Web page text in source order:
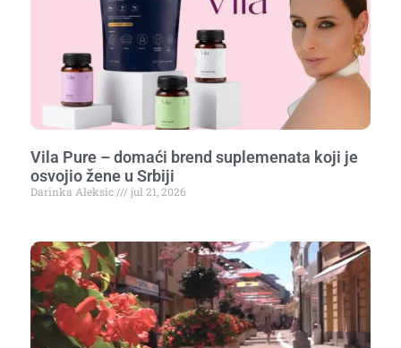
Vila Pure – domaći brend suplemenata koji je
osvojio žene u Srbiji
Darinka Aleksic jul 21, 2026